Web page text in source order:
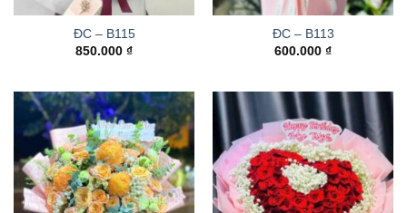
ĐC – B115
850.000 ₫
ĐC – B113
600.000 ₫